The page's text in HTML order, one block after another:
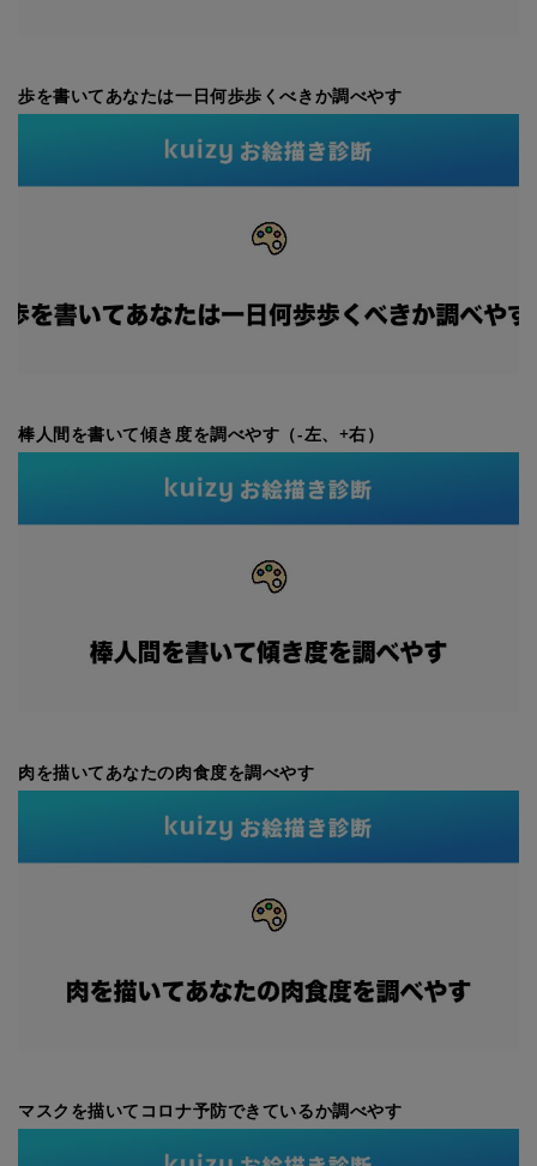
歩を書いてあなたは一日何歩歩くべきか調べやす
棒人間を書いて傾き度を調べやす（-左、+右）
肉を描いてあなたの肉食度を調べやす
マスクを描いてコロナ予防できているか調べやす